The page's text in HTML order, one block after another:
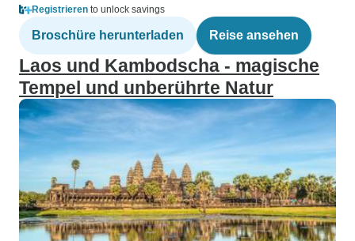
Registrieren to unlock savings
Broschüre herunterladen Reise ansehen
Laos und Kambodscha - magische
Tempel und unberührte Natur